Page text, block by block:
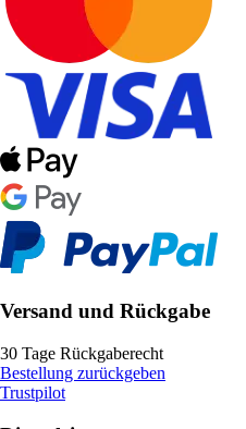
Versand und Rückgabe
30 Tage Rückgaberecht
Bestellung zurückgeben
Trustpilot